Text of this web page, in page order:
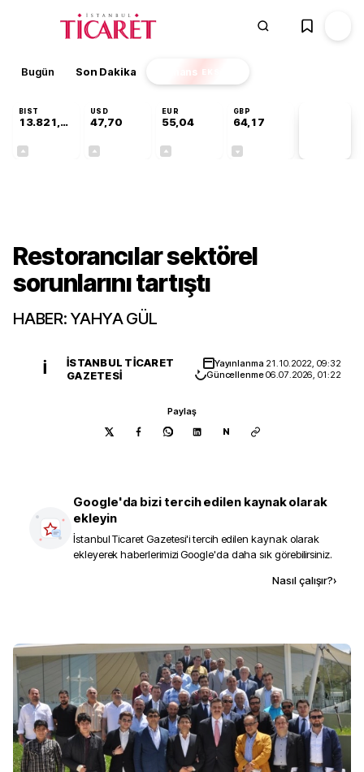
Bugün Son Dakika Finans EKSTRA
BIST
13.821,48
USD
47,70
EUR
55,04
GBP
64,17
Restorancılar sektörel
sorunlarını tartıştı
HABER: YAHYA GÜL
İ
İSTANBUL TICARET
GAZETESI
Yayınlanma 21.10.2022, 09:32
Güncellenme06.07.2026, 01:22
Paylaş
N
Google'da bizi tercih edilen kaynak olarak
ekleyin
İstanbul Ticaret Gazetesi'i tercih edilen kaynak olarak
ekleyerek haberlerimizi Google'da daha sık görebilirsiniz.
Nasıl çalışır?›